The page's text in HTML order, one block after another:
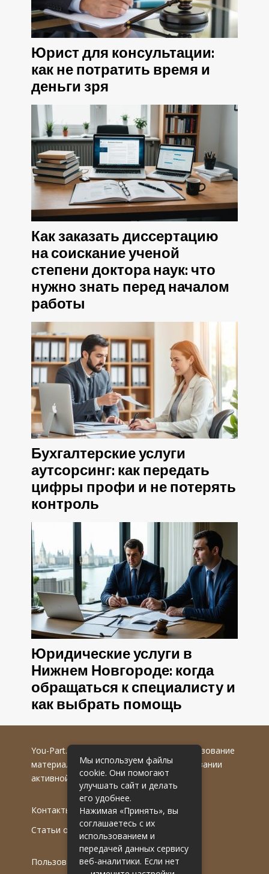
Юрист для консультации:
как не потратить время и
деньги зря
Как заказать диссертацию
на соискание ученой
степени доктора наук: что
нужно знать перед началом
работы
Бухгалтерские услуги
аутсорсинг: как передать
цифры профи и не потерять
контроль
Юридические услуги в
Нижнем Новгороде: когда
обращаться к специалисту и
как выбрать помощь
You-Part.ru
© 2016-2022 гг. Любое использование
материалов допускается только при указании
активной гиперссылки на первоисточник.
Контакты
Статьи от эксперта
Пользовательское соглашение
Мы используем файлы
cookie. Они помогают
улучшать сайт и делать
его удобнее.
Нажимая «Принять», вы
соглашаетесь с их
использованием и
передачей данных сервису
веб-аналитики. Если нет